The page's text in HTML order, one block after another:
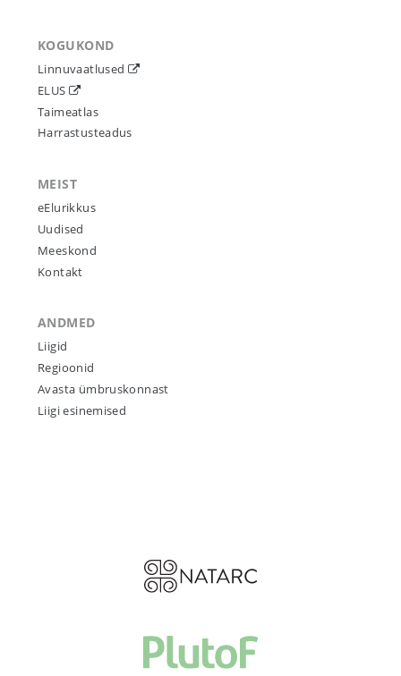
KOGUKOND
Linnuvaatlused
ELUS
Taimeatlas
Harrastusteadus
MEIST
eElurikkus
Uudised
Meeskond
Kontakt
ANDMED
Liigid
Regioonid
Avasta ümbruskonnast
Liigi esinemised